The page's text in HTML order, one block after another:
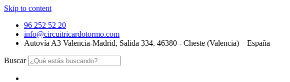
Skip to content
96 252 52 20
info@circuitricardotormo.com
Autovía A3 Valencia-Madrid, Salida 334. 46380 - Cheste (Valencia) – España
Buscar